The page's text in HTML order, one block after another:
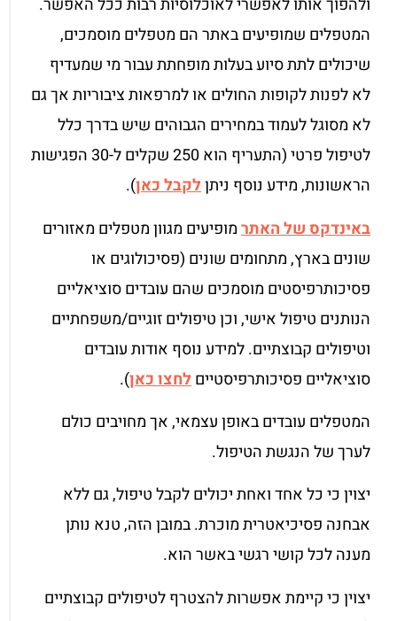
ולהפוך אותו לאפשרי לאוכלוסיות רבות ככל האפשר.
המטפלים שמופיעים באתר הם מטפלים מוסמכים,
שיכולים לתת סיוע בעלות מופחתת עבור מי שמעדיף
לא לפנות לקופות החולים או למרפאות ציבוריות אך גם
לא מסוגל לעמוד במחירים הגבוהים שיש בדרך כלל
לטיפול פרטי (התעריף הוא 250 שקלים ל-30 הפגישות
הראשונות, מידע נוסף ניתןלקבל כאן).
באינדקס של האתרמופיעים מגוון מטפלים מאזורים
שונים בארץ, מתחומים שונים (פסיכולוגים או
פסיכותרפיסטים מוסמכים שהם עובדים סוציאליים
הנותנים טיפול אישי, וכן טיפולים זוגיים/משפחתיים
וטיפולים קבוצתיים. למידע נוסף אודות עובדים
סוציאליים פסיכותרפיסטייםלחצו כאן).
המטפלים עובדים באופן עצמאי, אך מחויבים כולם
לערך של הנגשת הטיפול.
יצוין כי כל אחד ואחת יכולים לקבל טיפול, גם ללא
אבחנה פסיכיאטרית מוכרת. במובן הזה, טנא נותן
מענה לכל קושי רגשי באשר הוא.
יצוין כי קיימת אפשרות להצטרף לטיפולים קבוצתיים